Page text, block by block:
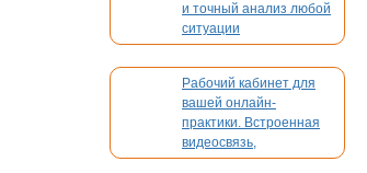
и точный анализ любой
ситуации
Рабочий кабинет для
вашей онлайн-
практики. Встроенная
видеосвязь,
бронирование,